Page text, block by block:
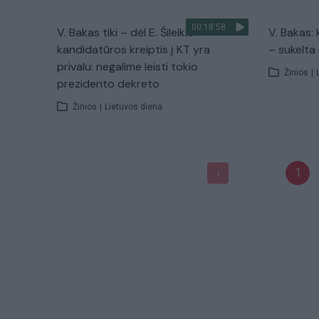
00:18:58
V. Bakas tiki – dėl E. Šileikio
kandidatūros kreiptis į KT yra
privalu: negalime leisti tokio
prezidento dekreto
Žinios | Lietuvos diena
V.
–
Žinios |
‹ 1